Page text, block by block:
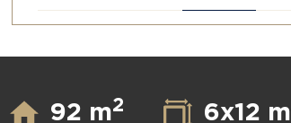
92 m2 6x12 m